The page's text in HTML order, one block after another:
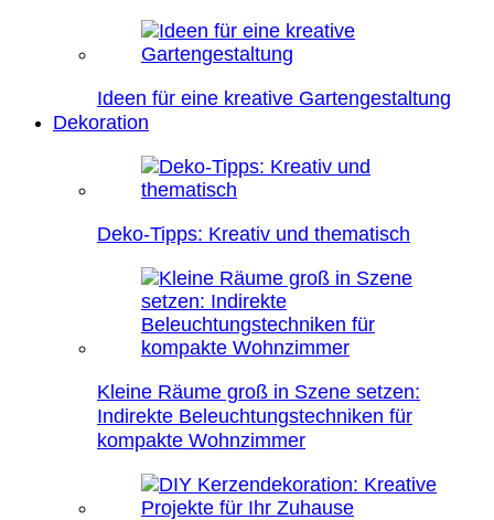
Ideen für eine kreative Gartengestaltung
Dekoration
Deko-Tipps: Kreativ und thematisch
Kleine Räume groß in Szene setzen:
Indirekte Beleuchtungstechniken für
kompakte Wohnzimmer